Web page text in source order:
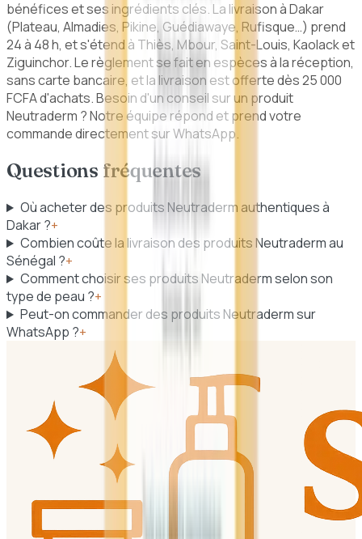
bénéfices et ses ingrédients clés. La livraison à Dakar
(Plateau, Almadies, Pikine, Guédiawaye, Rufisque…) prend
24 à 48 h, et s'étend à Thiès, Mbour, Saint-Louis, Kaolack et
Ziguinchor. Le règlement se fait en espèces à la réception,
sans carte bancaire, et la livraison est offerte dès 25 000
FCFA d'achats. Besoin d'un conseil sur un produit
Neutraderm ? Notre équipe répond et prend votre
commande directement sur WhatsApp.
Questions fréquentes
Où acheter des produits Neutraderm authentiques à
Dakar ?+
Combien coûte la livraison des produits Neutraderm au
Sénégal ?+
Comment choisir ses produits Neutraderm selon son
type de peau ?+
Peut-on commander des produits Neutraderm sur
WhatsApp ?+